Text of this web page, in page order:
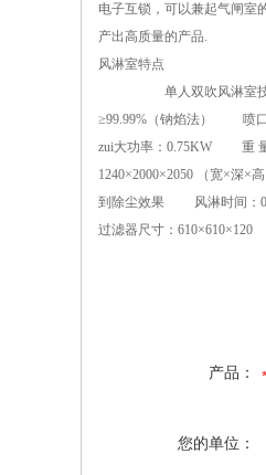
电子互锁，可以兼起气闸室
产出高质量的产品.
风淋室特点
单人双吹风淋室技术参
≥99.99%（钠焰法） 喷
zui大功率：0.75KW 重
1240×2000×2050 （宽×
到除尘效果 风淋时间：
过滤器尺寸：
产品：
您的单位：